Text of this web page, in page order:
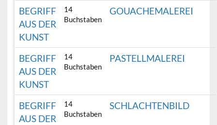
BEGRIFF
AUS DER
KUNST
14
Buchstaben
GOUACHEMALEREI
BEGRIFF
AUS DER
KUNST
14
Buchstaben
PASTELLMALEREI
BEGRIFF
AUS DER
14
Buchstaben
SCHLACHTENBILD